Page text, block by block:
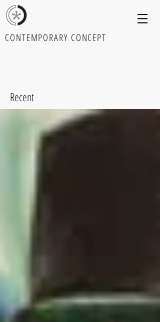
CONTEMPORARY CONCEPT
Recent